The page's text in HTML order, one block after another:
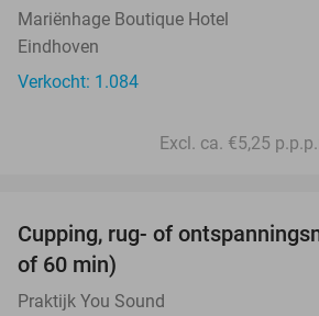
Mariënhage Boutique Hotel
Eindhoven
Verkocht: 1.084
Excl. ca. €5,25
Cupping, rug- of
of 60 min)
Praktijk You Sound